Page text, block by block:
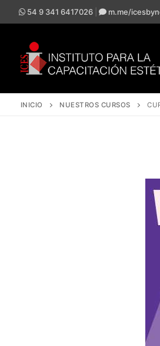
54 9 341 6417026 m.me/
INICIO NUESTROS CURSOS